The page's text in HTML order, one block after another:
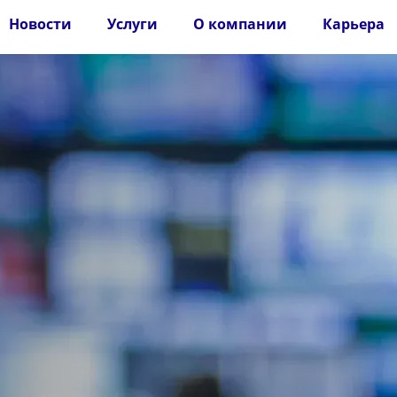
Новости Услуги О компании Карьера